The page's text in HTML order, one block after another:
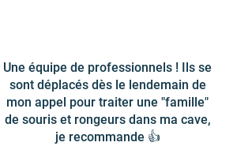
Une équipe de professionnels ! Ils se
sont déplacés dès le lendemain de
mon appel pour traiter une "famille"
de souris et rongeurs dans ma cave,
je recommande 👍